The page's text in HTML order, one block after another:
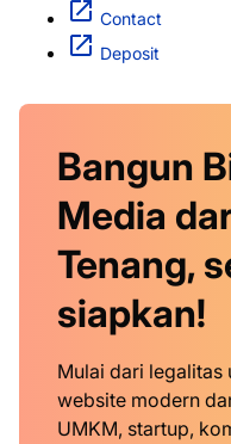
Contact
Deposit
Bangun
Media
Tenang,
siapkan!
Mulai dari legalitas
website modern
UMKM, startup,